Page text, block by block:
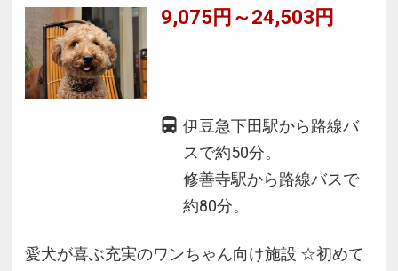
9,075円～24,503円
伊豆急下田駅から路線バ
スで約50分。
修善寺駅から路線バスで
約80分。
愛犬が喜ぶ充実のワンちゃん向け施設 ☆初めて